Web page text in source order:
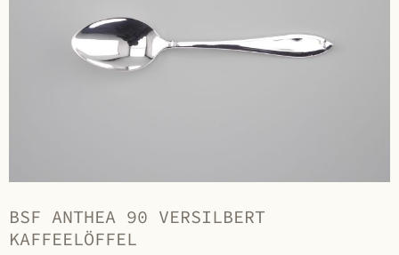
BSF ANTHEA 90 VERSILBERT
KAFFEELÖFFEL